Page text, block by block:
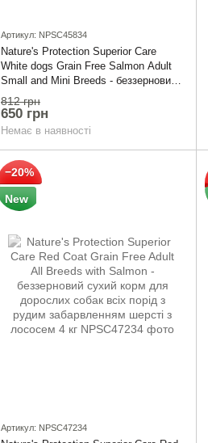
Артикул: NPSC45834
Nature's Protection Superior Care
White dogs Grain Free Salmon Adult
Small and Mini Breeds - беззерновий
сухий корм для дорослих собак
малих порід з білою шерстю, з
лососем 1.5kg
812 грн
650 грн
Немає в наявності
−20%
New
Артикул: NPSC47234